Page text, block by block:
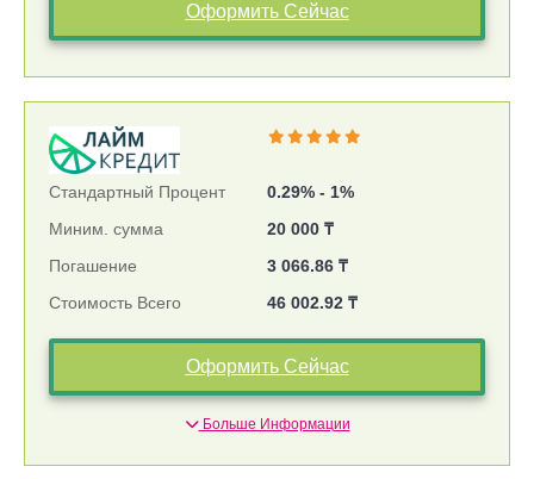
Оформить Сейчас
Стандартный Процент
0.29% - 1%
Миним. сумма
20 000 ₸
Погашение
3 066.86 ₸
Стоимость Всего
46 002.92 ₸
Оформить Сейчас
Больше Информации